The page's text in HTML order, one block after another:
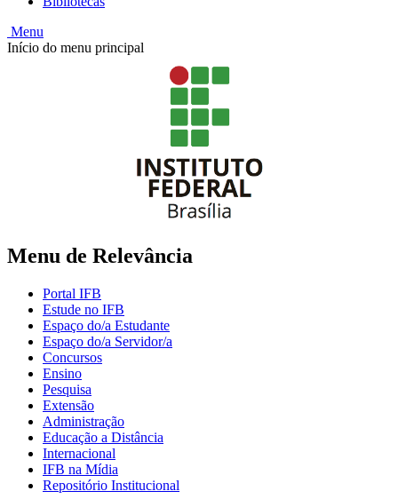
Menu
Início do menu principal
Menu de Relevância
Portal IFB
Estude no IFB
Espaço do/a Estudante
Espaço do/a Servidor/a
Concursos
Ensino
Pesquisa
Extensão
Administração
Educação a Distância
Internacional
IFB na Mídia
Repositório Institucional